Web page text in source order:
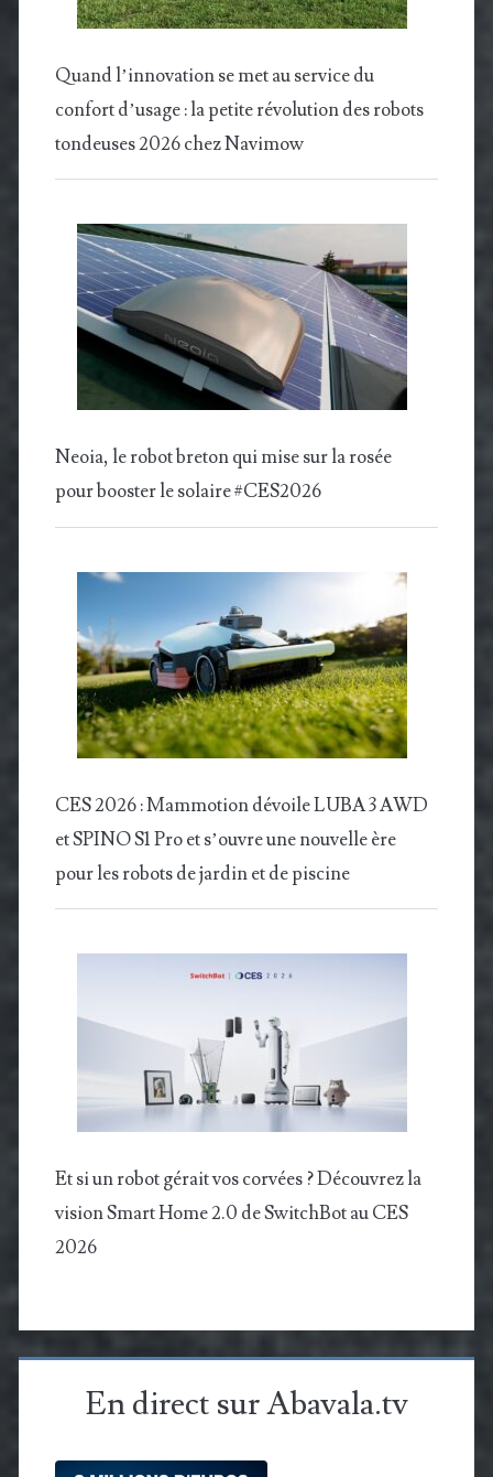
Quand l’innovation se met au service du
confort d’usage : la petite révolution des robots
tondeuses 2026 chez Navimow
Neoia, le robot breton qui mise sur la rosée
pour booster le solaire #CES2026
CES 2026 : Mammotion dévoile LUBA 3 AWD
et SPINO S1 Pro et s’ouvre une nouvelle ère
pour les robots de jardin et de piscine
Et si un robot gérait vos corvées ? Découvrez la
vision Smart Home 2.0 de SwitchBot au CES
2026
En direct sur Abavala.tv